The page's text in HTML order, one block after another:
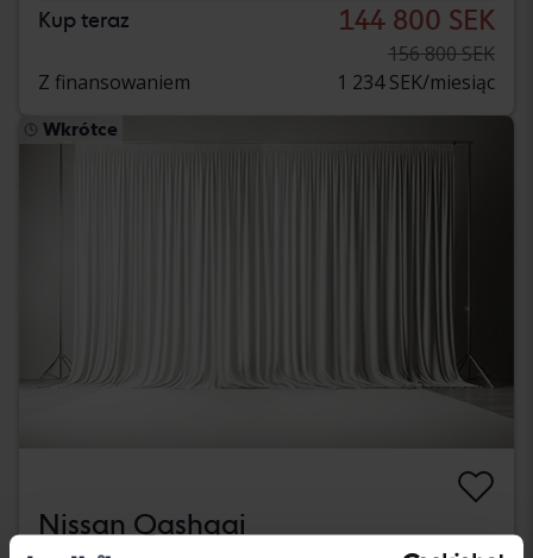
Kup teraz 144 800 SEK
156 800 SEK
Z finansowaniem
1 234 SEK/miesiąc
Wkrótce
Nissan Qashqai